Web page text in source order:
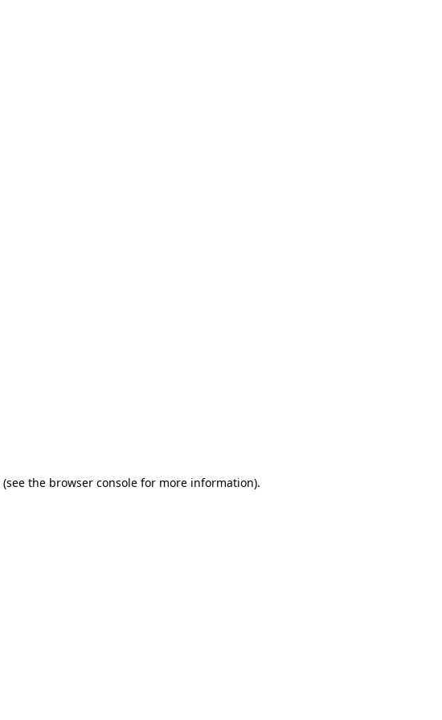
(see the browser console for more information).